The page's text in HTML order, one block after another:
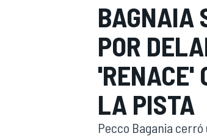
BAGNAIA
POR
'RENACE'
LA PISTA
Pecco Bagania